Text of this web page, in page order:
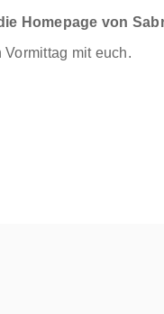
Homepage von
mit euch.